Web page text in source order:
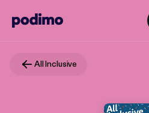
All Inclusive